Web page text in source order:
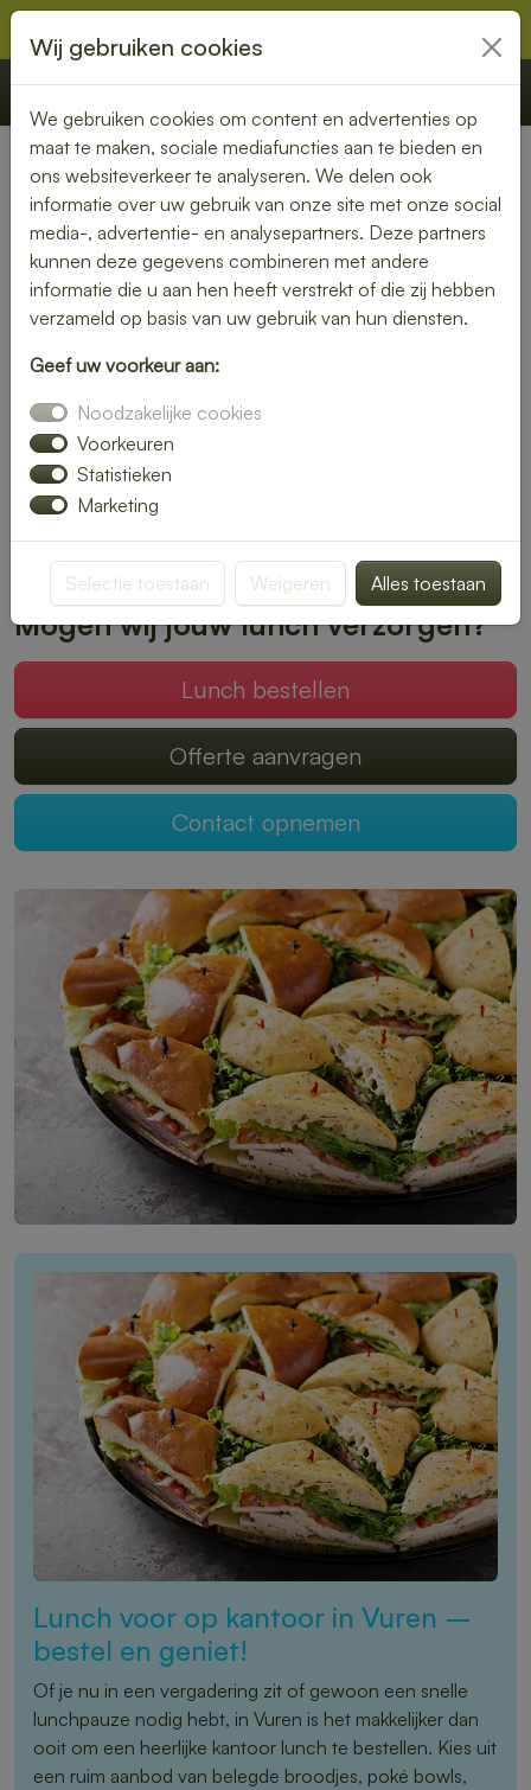
€ 0,00 Offerte Bestellen
Nederland» Vuren
Lunch bezorgen in Vuren –
vers en snel bij jou thuis of op
kantoor
bezorgen in Vuren en geniet van verse, smaakvolle
gerechten. Of je nu kiest voor een rijk belegd broodje, een
frisse salade of een warme maaltijd – wij bezorgen het bij
jou op locatie.
Plaats je bestelling online en geniet zonder zorgen van een
heerlijke lunch.
Mogen wij jouw lunch verzorgen?
Lunch bestellen
Offerte aanvragen
Contact opnemen
Lunch voor op kantoor in Vuren –
bestel en geniet!
Of je nu in een vergadering zit of gewoon een snelle
lunchpauze nodig hebt, in Vuren is het makkelijker dan
ooit om een heerlijke kantoor lunch te bestellen. Kies uit
een ruim aanbod van belegde broodjes, poké bowls,
Wij gebruiken cookies
We gebruiken cookies om content en advertenties op
maat te maken, sociale mediafuncties aan te bieden en
ons websiteverkeer te analyseren. We delen ook
informatie over uw gebruik van onze site met onze social
media-, advertentie- en analysepartners. Deze partners
kunnen deze gegevens combineren met andere
informatie die u aan hen heeft verstrekt of die zij hebben
verzameld op basis van uw gebruik van hun diensten.
Geef uw voorkeur aan:
Noodzakelijke cookies
Voorkeuren
Statistieken
Marketing
Selectie toestaan Weigeren Alles toestaan